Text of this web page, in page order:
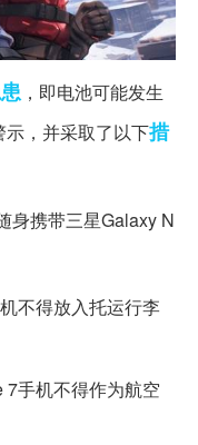
，即电池可能发生
，并采取了以下措
身携带三星Galaxy N
不得放入托运行李
7手机不得作为航空